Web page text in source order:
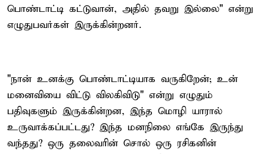
பொண்டாட்டி கட்டுவான், அதில் தவறு இல்லை" என்று
எழுதுபவர்கள் இருக்கின்றனர்.
"நான் உனக்கு பொண்டாட்டியாக வருகிறேன்; உன்
மனைவியை விட்டு விலகிவிடு" என்று எழுதும்
பதிவுகளும் இருக்கின்றன, இந்த மொழி யாரால்
உருவாக்கப்பட்டது? இந்த மனநிலை எங்கே இருந்து
வந்தது? ஒரு தலைவரின் சொல் ஒரு ரசிகனின்